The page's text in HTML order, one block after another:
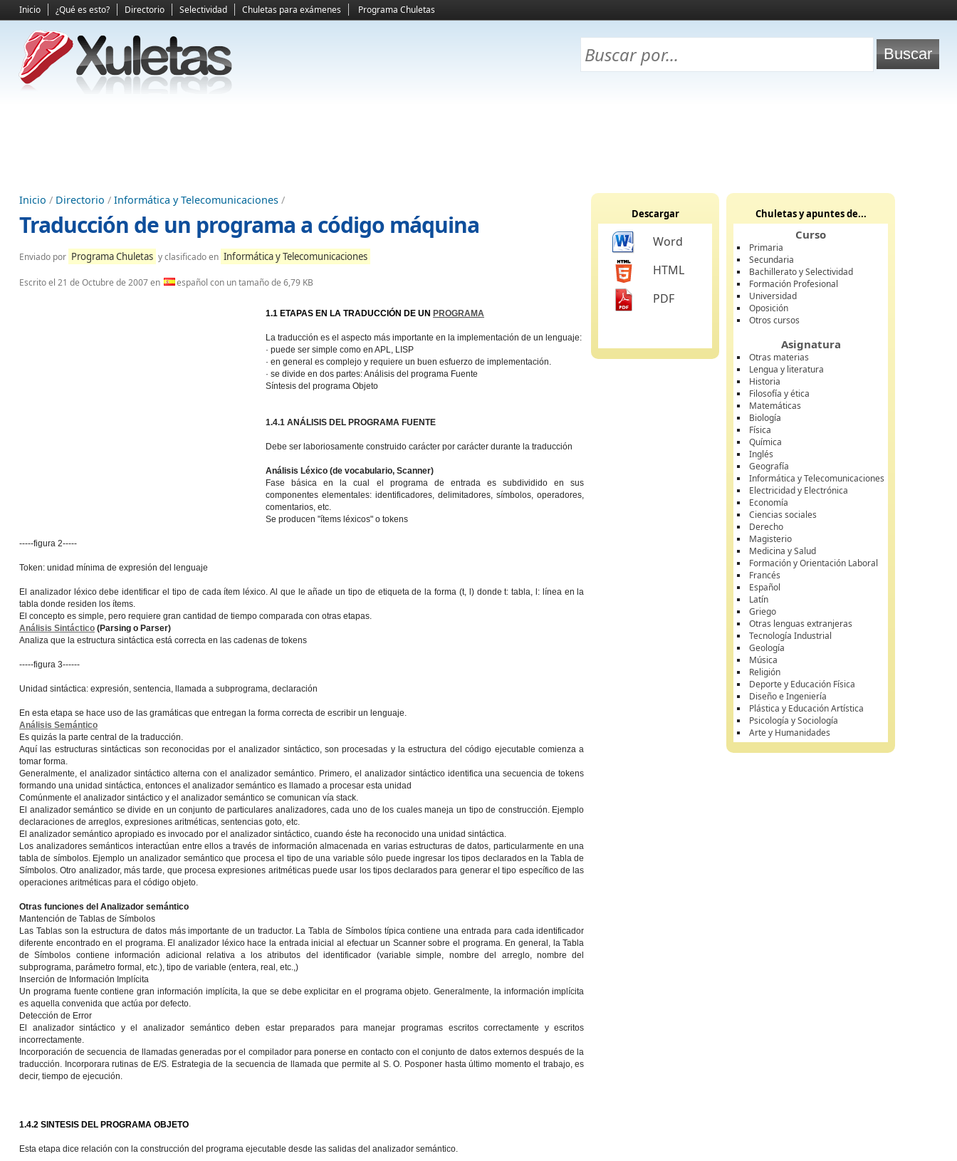
Inicio ¿Qué es esto? Directorio Selectividad Chuletas para exámenes Programa Chuletas
Inicio / Directorio / Informática y Telecomunicaciones /
Traducción de un programa a código máquina
Enviado por Programa Chuletas y clasificado en Informática y Telecomunicaciones
Escrito el 21 de Octubre de 2007en español con un tamaño de 6,79 KB
1.1 ETAPAS EN LA TRADUCCIÓN DE UN PROGRAMA
La traducción es el aspecto más importante en la implementación de un lenguaje:
· puede ser simple como en APL, LISP
· en general es complejo y requiere un buen esfuerzo de implementación.
· se divide en dos partes: Análisis del programa Fuente
Síntesis del programa Objeto
1.4.1 ANÁLISIS DEL PROGRAMA FUENTE
Debe ser laboriosamente construido carácter por carácter durante la traducción
Análisis Léxico (de vocabulario, Scanner)
Fase básica en la cual el programa de entrada es subdividido en sus
componentes elementales: identificadores, delimitadores, símbolos, operadores,
comentarios, etc.
Se producen "ítems léxicos" o tokens
-----figura 2-----
Token: unidad mínima de expresión del lenguaje
El analizador léxico debe identificar el tipo de cada ítem léxico. Al que le añade un tipo de etiqueta de la forma (t, l) donde t: tabla, l: línea en la
tabla donde residen los ítems.
El concepto es simple, pero requiere gran cantidad de tiempo comparada con otras etapas.
Análisis Sintáctico (Parsing o Parser)
Analiza que la estructura sintáctica está correcta en las cadenas de tokens
-----figura 3------
Unidad sintáctica: expresión, sentencia, llamada a subprograma, declaración
En esta etapa se hace uso de las gramáticas que entregan la forma correcta de escribir un lenguaje.
Análisis Semántico
Es quizás la parte central de la traducción.
Aquí las estructuras sintácticas son reconocidas por el analizador sintáctico, son procesadas y la estructura del código ejecutable comienza a
tomar forma.
Generalmente, el analizador sintáctico alterna con el analizador semántico. Primero, el analizador sintáctico identifica una secuencia de tokens
formando una unidad sintáctica, entonces el analizador semántico es llamado a procesar esta unidad
Comúnmente el analizador sintáctico y el analizador semántico se comunican vía stack.
El analizador semántico se divide en un conjunto de particulares analizadores, cada uno de los cuales maneja un tipo de construcción. Ejemplo
declaraciones de arreglos, expresiones aritméticas, sentencias goto, etc.
El analizador semántico apropiado es invocado por el analizador sintáctico, cuando éste ha reconocido una unidad sintáctica.
Los analizadores semánticos interactúan entre ellos a través de información almacenada en varias estructuras de datos, particularmente en una
tabla de símbolos. Ejemplo un analizador semántico que procesa el tipo de una variable sólo puede ingresar los tipos declarados en la Tabla de
Símbolos. Otro analizador, más tarde, que procesa expresiones aritméticas puede usar los tipos declarados para generar el tipo específico de las
operaciones aritméticas para el código objeto.
Otras funciones del Analizador semántico
Mantención de Tablas de Símbolos
Las Tablas son la estructura de datos más importante de un traductor. La Tabla de Símbolos típica contiene una entrada para cada identificador
diferente encontrado en el programa. El analizador léxico hace la entrada inicial al efectuar un Scanner sobre el programa. En general, la Tabla
de Símbolos contiene información adicional relativa a los atributos del identificador (variable simple, nombre del arreglo, nombre del
subprograma, parámetro formal, etc.), tipo de variable (entera, real, etc.,)
Inserción de Información Implícita
Un programa fuente contiene gran información implícita, la que se debe explicitar en el programa objeto. Generalmente, la información implícita
es aquella convenida que actúa por defecto.
Detección de Error
El analizador sintáctico y el analizador semántico deben estar preparados para manejar programas escritos correctamente y escritos
incorrectamente.
Incorporación de secuencia de llamadas generadas por el compilador para ponerse en contacto con el conjunto de datos externos después de la
traducción. Incorporara rutinas de E/S. Estrategia de la secuencia de llamada que permite al S. O. Posponer hasta último momento el trabajo, es
decir, tiempo de ejecución.
1.4.2 SINTESIS DEL PROGRAMA OBJETO
Esta etapa dice relación con la construcción del programa ejecutable desde las salidas del analizador semántico.
Descargar
Word
HTML
PDF
Chuletas y apuntes de...
Curso
Primaria
Secundaria
Bachillerato y Selectividad
Formación Profesional
Universidad
Oposición
Otros cursos
Asignatura
Otras materias
Lengua y literatura
Historia
Filosofía y ética
Matemáticas
Biología
Física
Química
Inglés
Geografía
Informática y Telecomunicaciones
Electricidad y Electrónica
Economía
Ciencias sociales
Derecho
Magisterio
Medicina y Salud
Formación y Orientación Laboral
Francés
Español
Latín
Griego
Otras lenguas extranjeras
Tecnología Industrial
Geología
Música
Religión
Deporte y Educación Física
Diseño e Ingeniería
Plástica y Educación Artística
Psicología y Sociología
Arte y Humanidades